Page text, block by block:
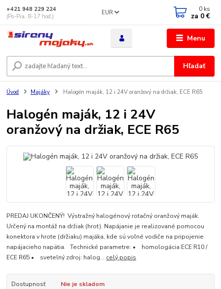
Menu
EUR
Hľadať
+421 948 229 224
(Po-Pia, 8-17 hod.)
0 ks
za 0 €
Úvod Majáky Halogén maják, 12 i 24V oranžový na držiak, ECE R65
Halogén maják, 12 i 24V
oranžový na držiak, ECE R65
PREDAJ UKONČENÝ! Výstražný halogénový rotačný oranžový maják.
Určený na montáž na držiak (hrot). Napájanie je realizované pomocou
konektora v hrote (držiaku) majáka, kde sú voľné vodiče na pripojenie
napájacieho napätia. Technické parametre: • homologácia ECE R10 /
ECE R65 • svetelný zdroj: halog... celý popis
Dostupnosť Nie je skladom